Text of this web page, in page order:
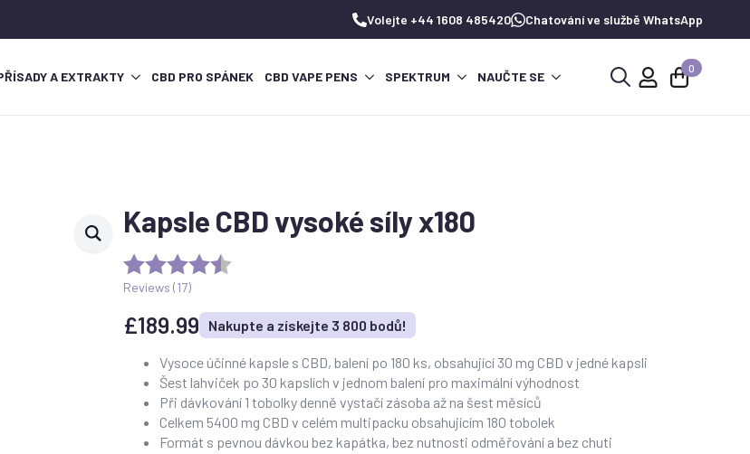
Volejte +44 1608 485420 Chatování ve službě WhatsApp
A EXTRAKTY CBD PRO SPÁNEK CBD VAPE PENS SPEKTRUM NAUČTE SE
0
Kapsle CBD vysoké síly x180
Reviews (17)
£189.99 Nakupte a získejte 3 800 bodů!
Vysoce účinné kapsle s CBD, balení po 180 ks, obsahující 30 mg CBD v jedné kapsli
Šest lahviček po 30 kapslích v jednom balení pro maximální výhodnost
Při dávkování 1 tobolky denně vystačí zásoba až na šest měsíců
Celkem 5400 mg CBD v celém multipacku obsahujícím 180 tobolek
Formát s pevnou dávkou bez kapátka, bez nutnosti odměřování a bez chuti